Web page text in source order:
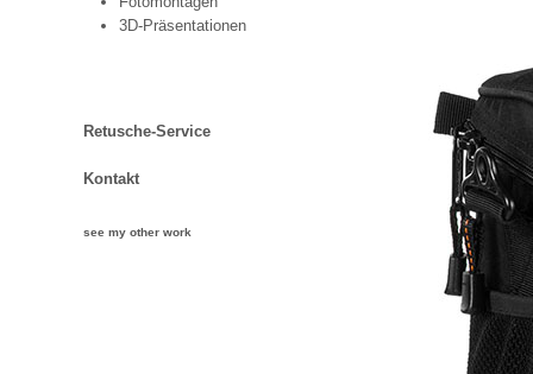
3D-Präsentationen
Retusche-Service
Kontakt
see my other work